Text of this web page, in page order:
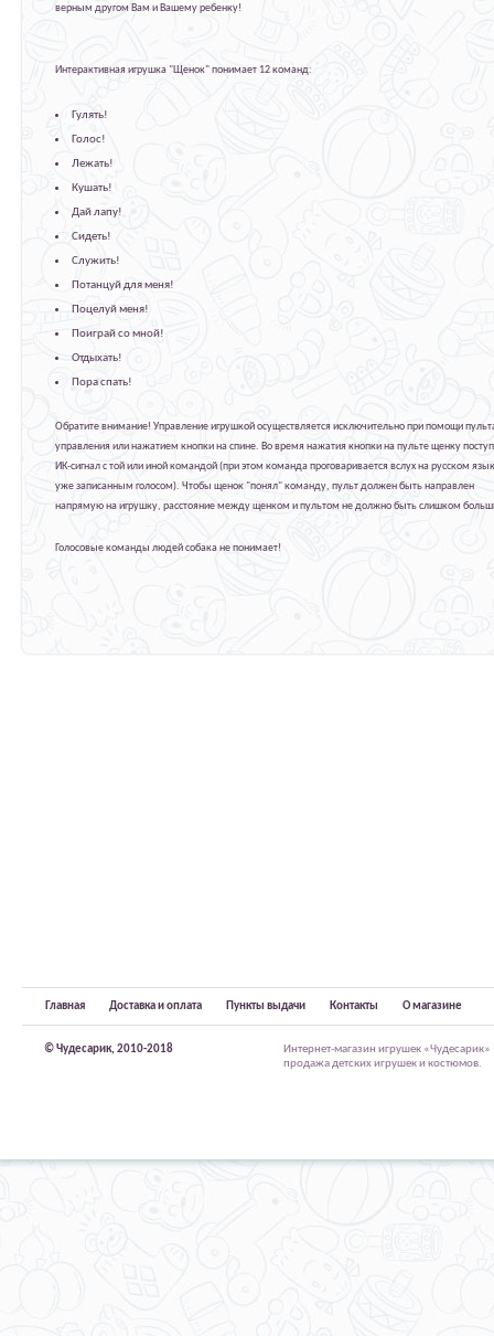
верным другом Вам и Вашему ребенку!
Интерактивная игрушка "Щенок" понимает 12 команд:
Гулять!
Голос!
Лежать!
Кушать!
Дай лапу!
Сидеть!
Служить!
Потанцуй для меня!
Поцелуй меня!
Поиграй со мной!
Отдыхать!
Пора спать!
Обратите внимание! Управление игрушкой осуществляется исключительно при помощи
управления или нажатием кнопки на спине. Во время нажатия кнопки на пульте щенку
ИК-сигнал с той или иной командой (при этом команда проговаривается вслух на русском
уже записанным голосом). Чтобы щенок "понял" команду, пульт должен быть направлен
напрямую на игрушку, расстояние между щенком и пультом не должно быть слишком
Голосовые команды людей собака не понимает!
Главная Доставка и оплата Пункты выдачи Контакты О магазине
© Чудесарик, 2010-2018
Интернет-магазин игрушек
продажа детских игрушек и костюмов.